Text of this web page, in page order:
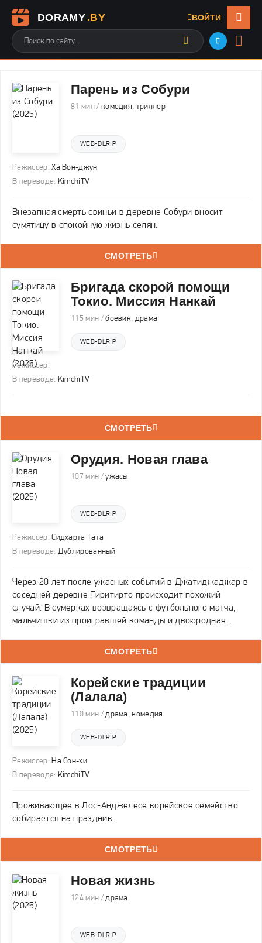
DORAMY .BY ВОЙТИ
Парень из Собури
81 мин / комедия, триллер
WEB-DLRIP
Режиссер: Ха Вон-джун
В переводе: KimchiTV
Внезапная смерть свиньи в деревне Собури вносит
сумятицу в спокойную жизнь селян.
СМОТРЕТЬ
Бригада скорой помощи
Токио. Миссия Нанкай
115 мин /боевик, драма
WEB-DLRIP
Режиссер:
В переводе: KimchiTV
СМОТРЕТЬ
Орудия. Новая глава
107 мин /ужасы
WEB-DLRIP
Режиссер: Сидхарта Тата
В переводе: Дублированный
Через 20 лет после ужасных событий в Джатиджаджар в
соседней деревне Гиритирто происходит похожий
случай. В сумерках возвращаясь с футбольного матча,
мальчишки из проигравшей команды и двоюродная
нечто заманивает их в лес. Из лесной чащи
СМОТРЕТЬ
Корейские традиции
(Лалала)
110 мин /драма ,комедия
WEB-DLRIP
Режиссер: На Сон-хи
В переводе: KimchiTV
Проживающее в Лос-Анджелесе корейское семейство
собирается на праздник.
СМОТРЕТЬ
Новая жизнь
124 мин /драма
WEB-DLRIP